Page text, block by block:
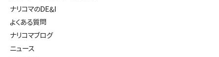
ナリコマのDE&I
よくある質問
ナリコマブログ
ニュース